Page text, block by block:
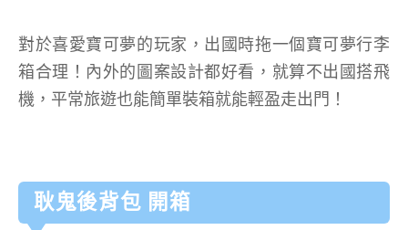
對於喜愛寶可夢的玩家，出國時拖一個寶可夢行李
箱合理！內外的圖案設計都好看，就算不出國搭飛
機，平常旅遊也能簡單裝箱就能輕盈走出門！
耿鬼後背包 開箱